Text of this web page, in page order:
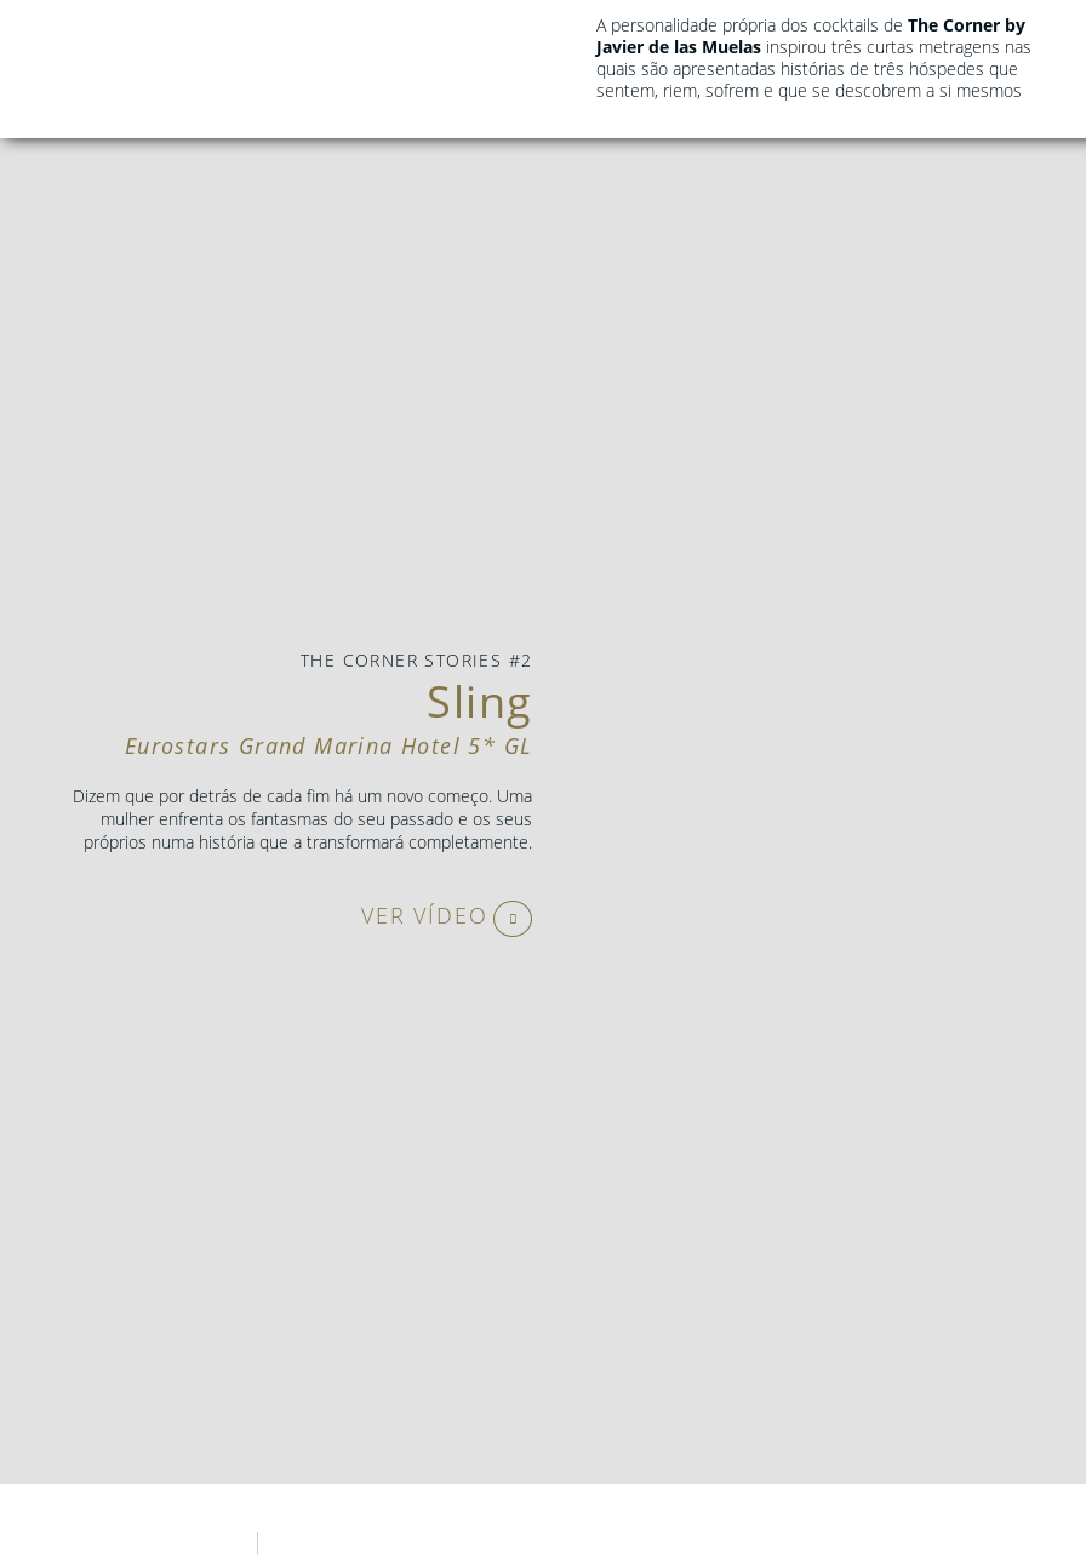
A personalidade própria dos cocktails de The Corner by
Javier de las Muelas inspirou três curtas metragens nas
quais são apresentadas histórias de três hóspedes que
sentem, riem, sofrem e que se descobrem a si mesmos
THE CORNER STORIES #2
Sling
Eurostars Grand Marina Hotel 5* GL
Dizem que por detrás de cada fim há um novo começo. Uma
mulher enfrenta os fantasmas do seu passado e os seus
próprios numa história que a transformará completamente.
VER VÍDEO